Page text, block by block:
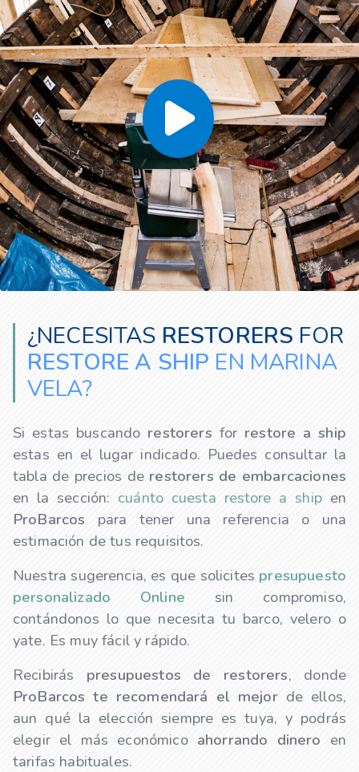
¿NECESITAS RESTORERS FOR
RESTORE A SHIP EN MARINA
VELA?
Si estas buscando restorers for restore a ship
estas en el lugar indicado. Puedes consultar la
tabla de precios de restorers de embarcaciones
en la sección: cuánto cuesta restore a ship en
ProBarcos para tener una referencia o una
estimación de tus requisitos.
Nuestra sugerencia, es que solicites presupuesto
personalizado Online sin compromiso,
contándonos lo que necesita tu barco, velero o
yate. Es muy fácil y rápido.
Recibirás presupuestos de restorers, donde
ProBarcos te recomendará el mejorde ellos,
aun qué la elección siempre es tuya, y podrás
elegir el más económico ahorrando dinero en
tarifas habituales.